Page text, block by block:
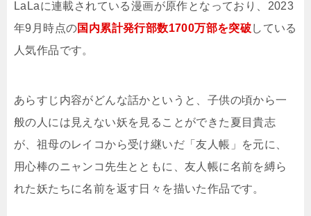
LaLaに連載されている漫画が原作となっており、2023
年9月時点の国内累計発行部数1700万部を突破している
人気作品です。
あらすじ内容がどんな話かというと、子供の頃から一
般の人には見えない妖を見ることができた夏目貴志
が、祖母のレイコから受け継いだ「友人帳」を元に、
用心棒のニャンコ先生とともに、友人帳に名前を縛ら
れた妖たちに名前を返す日々を描いた作品です。